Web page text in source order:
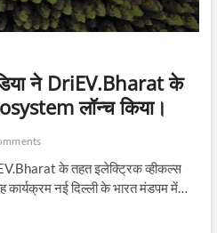
ने DriEV.Bharat के
लॉन्च किया।
के तहत इलेक्ट्रिक व्हीकल्स
नई दिल्ली के भारत मंडपम में…